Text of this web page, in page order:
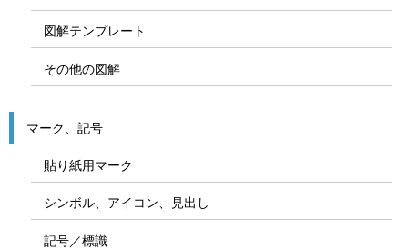
図解テンプレート
その他の図解
マーク、記号
貼り紙用マーク
シンボル、アイコン、見出し
記号／標識